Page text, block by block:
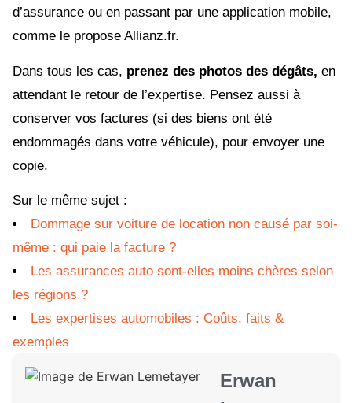
d’assurance ou en passant par une application mobile,
comme le propose Allianz.fr.
Dans tous les cas, prenez des photos des dégâts, en
attendant le retour de l’expertise. Pensez aussi à
conserver vos factures (si des biens ont été
endommagés dans votre véhicule), pour envoyer une
copie.
Sur le même sujet :
Dommage sur voiture de location non causé par soi-
même : qui paie la facture ?
Les assurances auto sont-elles moins chères selon
les régions ?
Les expertises automobiles : Coûts, faits &
exemples
Erwan